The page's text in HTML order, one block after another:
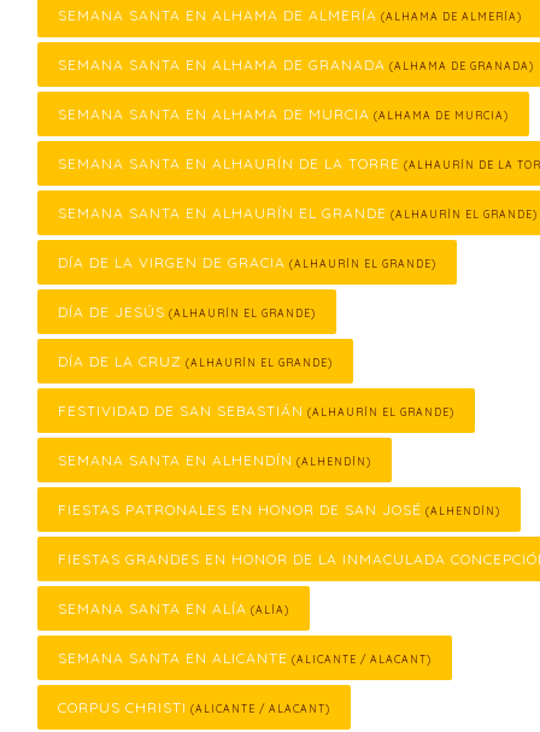
SEMANA SANTA EN ALHAMA DE ALMERÍA (ALHAMA DE ALMERÍA)
SEMANA SANTA EN ALHAMA DE GRANADA (ALHAMA DE GRANADA)
SEMANA SANTA EN ALHAMA DE MURCIA (ALHAMA DE MURCIA)
SEMANA SANTA EN ALHAURÍN DE LA TORRE (ALHAURÍN DE LA
SEMANA SANTA EN ALHAURÍN EL GRANDE (ALHAURÍN EL GRANDE)
DÍA DE LA VIRGEN DE GRACIA (ALHAURÍN EL GRANDE)
DÍA DE JESÚS (ALHAURÍN EL GRANDE)
DÍA DE LA CRUZ (ALHAURÍN EL GRANDE)
FESTIVIDAD DE SAN SEBASTIÁN (ALHAURÍN EL GRANDE)
SEMANA SANTA EN ALHENDÍN (ALHENDÍN)
FIESTAS PATRONALES EN HONOR DE SAN JOSÉ (ALHENDÍN)
FIESTAS GRANDES EN HONOR DE LA INMACULADA
SEMANA SANTA EN ALÍA (ALÍA)
SEMANA SANTA EN ALICANTE (ALICANTE / ALACANT)
CORPUS CHRISTI (ALICANTE / ALACANT)